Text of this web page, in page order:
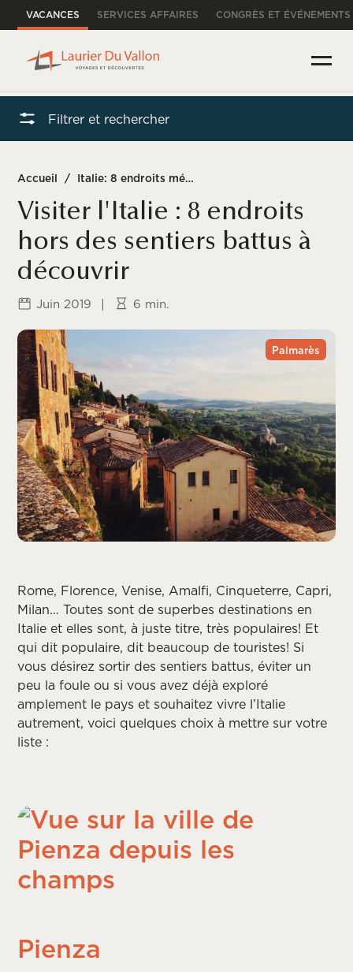
VACANCES SERVICES AFFAIRES CONGRÈS ET ÉVÉNEMENTS
Filtrer et rechercher
Accueil / Italie: 8 endroits méconnus à visiter
Visiter l'Italie : 8 endroits
hors des sentiers battus à
découvrir
Juin 2019 | 6 min.
Palmarès
Rome, Florence, Venise, Amalfi, Cinqueterre, Capri,
Milan… Toutes sont de superbes destinations en
Italie et elles sont, à juste titre, très populaires! Et
qui dit populaire, dit beaucoup de touristes! Si
vous désirez sortir des sentiers battus, éviter un
peu la foule ou si vous avez déjà exploré
amplement le pays et souhaitez vivre l’Italie
autrement, voici quelques choix à mettre sur votre
liste :
Pienza